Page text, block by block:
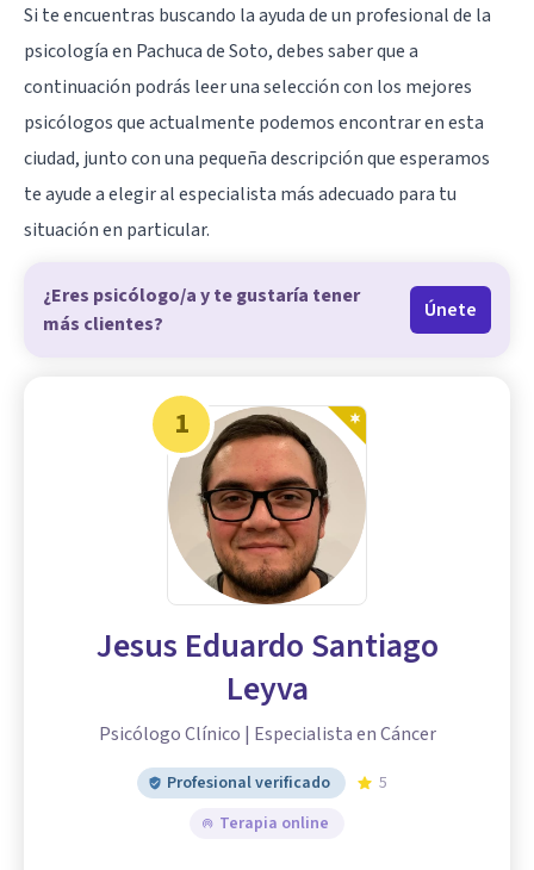
Si te encuentras buscando la ayuda de un profesional de la
psicología en Pachuca de Soto, debes saber que a
continuación podrás leer una selección con los mejores
psicólogos que actualmente podemos encontrar en esta
ciudad, junto con una pequeña descripción que esperamos
te ayude a elegir al especialista más adecuado para tu
situación en particular.
¿Eres psicólogo/a y te gustaría tener
más clientes?
Únete
1
Jesus Eduardo Santiago
Leyva
Psicólogo Clínico | Especialista en Cáncer
Profesional verificado
5
Terapia online